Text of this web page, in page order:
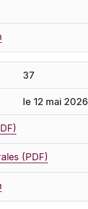
37
le 12 mai 2026
(PDF)